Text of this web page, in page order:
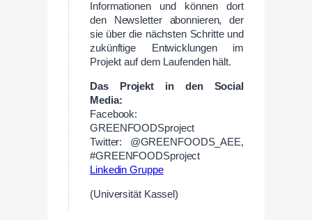
Informationen und können dort
den Newsletter abonnieren, der
sie über die nächsten Schritte und
zukünftige Entwicklungen im
Projekt auf dem Laufenden hält.
Das Projekt in den Social
Media:
Facebook:
GREENFOODSproject
Twitter: @GREENFOODS_AEE,
#GREENFOODSproject
Linkedin Gruppe
(Universität Kassel)